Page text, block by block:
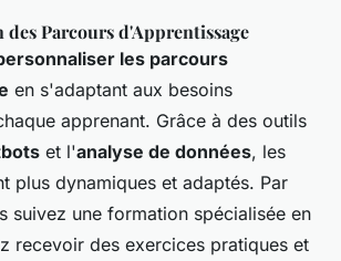
Parcours d'Apprentissage
les parcours
en s'adaptant aux besoins
apprenant. Grâce à des outils
et l'analyse de données, les
plus dynamiques et adaptés. Par
suivez une formation spécialisée en
recevoir des exercices pratiques et